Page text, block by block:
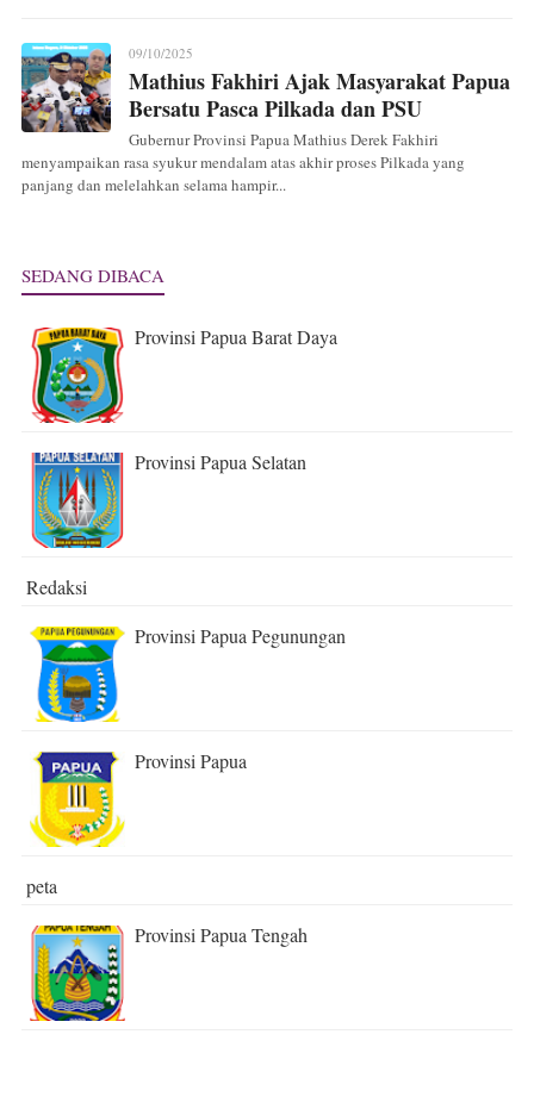
09/10/2025
Mathius Fakhiri Ajak Masyarakat Papua
Bersatu Pasca Pilkada dan PSU
Gubernur Provinsi Papua Mathius Derek Fakhiri
menyampaikan rasa syukur mendalam atas akhir proses Pilkada yang
panjang dan melelahkan selama hampir...
SEDANG DIBACA
Provinsi Papua Barat Daya
Provinsi Papua Selatan
Redaksi
Provinsi Papua Pegunungan
Provinsi Papua
peta
Provinsi Papua Tengah